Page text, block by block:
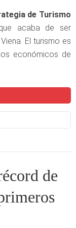
de Turismo
acaba de ser
El turismo es
económicos de
de